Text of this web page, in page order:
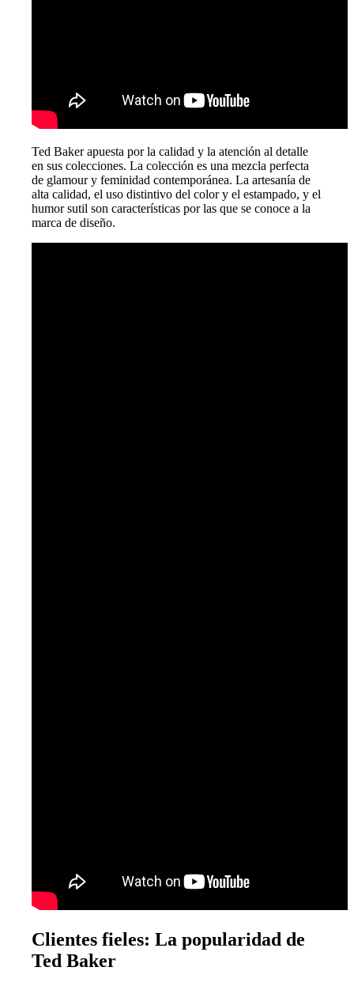
Ted Baker apuesta por la calidad y la atención al detalle
en sus colecciones. La colección es una mezcla perfecta
de glamour y feminidad contemporánea. La artesanía de
alta calidad, el uso distintivo del color y el estampado, y el
humor sutil son características por las que se conoce a la
marca de diseño.
Clientes fieles: La popularidad de
Ted Baker